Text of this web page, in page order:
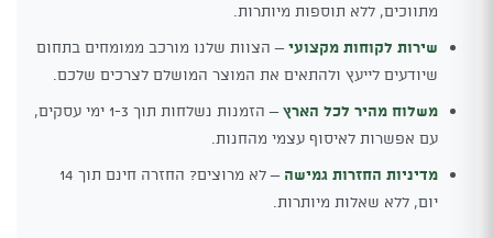
מתווכים, ללא תוספות מיותרות.
שירות לקוחות מקצועי– הצוות שלנו מורכב ממומחים בתחום
שיודעים לייעץ ולהתאים את המוצר המושלם לצרכים שלכם.
משלוח מהיר לכל הארץ
– הזמנות נשלחות תוך 1-3 ימי עסקים,
עם אפשרות לאיסוף עצמי מהחנות.
מדיניות החזרות גמישה
– לא מרוצים? החזרה חינם תוך 14
יום, ללא שאלות מיותרות.